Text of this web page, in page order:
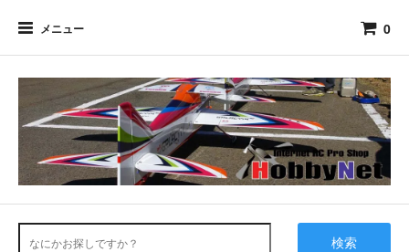
メニュー 0
検索